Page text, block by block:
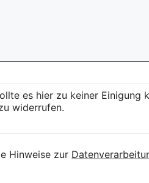
es hier zu keiner Einigung
widerrufen.
Hinweise zur